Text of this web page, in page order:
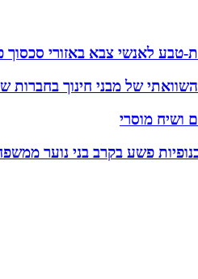
טבע לאנשי צבא באזורי סכסוך
של מבני חינוך בחברות
ושיח מוסרי
פשע בקרב בני נוער